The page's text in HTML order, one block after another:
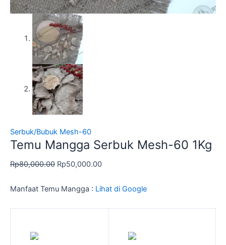
Serbuk/Bubuk Mesh-60
Temu Mangga Serbuk Mesh-60 1Kg
Rp80,000.00 Rp50,000.00
Manfaat Temu Mangga : Lihat di Google